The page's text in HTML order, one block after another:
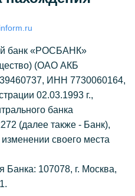
банк «РОСБАНК»
(ОАО АКБ
ИНН 7730060164,
02.03.1993 г.,
банка
(далее также - Банк),
своего места
107078, г. Москва,